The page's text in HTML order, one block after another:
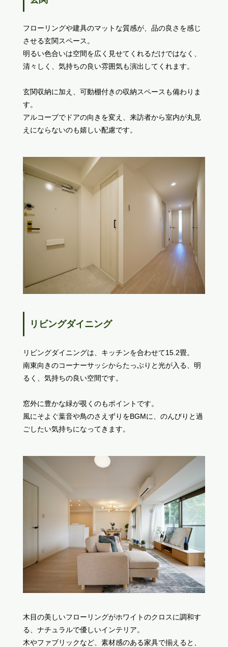
フローリングや建具のマットな質感が、品の良さを感じ
させる玄関スペース。
明るい色合いは空間を広く見せてくれるだけではなく、
清々しく、気持ちの良い雰囲気も演出してくれます。
玄関収納に加え、可動棚付きの収納スペースも備わりま
す。
アルコーブでドアの向きを変え、来訪者から室内が丸見
えにならないのも嬉しい配慮です。
リビングダイニング
リビングダイニングは、キッチンを合わせて15.2畳。
南東向きのコーナーサッシからたっぷりと光が入る、明
るく、気持ちの良い空間です。
窓外に豊かな緑が覗くのもポイントです。
風にそよぐ葉音や鳥のさえずりをBGMに、のんびりと過
ごしたい気持ちになってきます。
木目の美しいフローリングがホワイトのクロスに調和す
る、ナチュラルで優しいインテリア。
木やファブリックなど、素材感のある家具で揃えると、